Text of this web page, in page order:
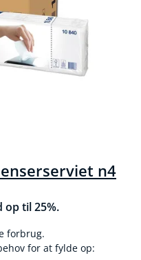
n4
op til 25%.
forbrug.
for at fylde op: